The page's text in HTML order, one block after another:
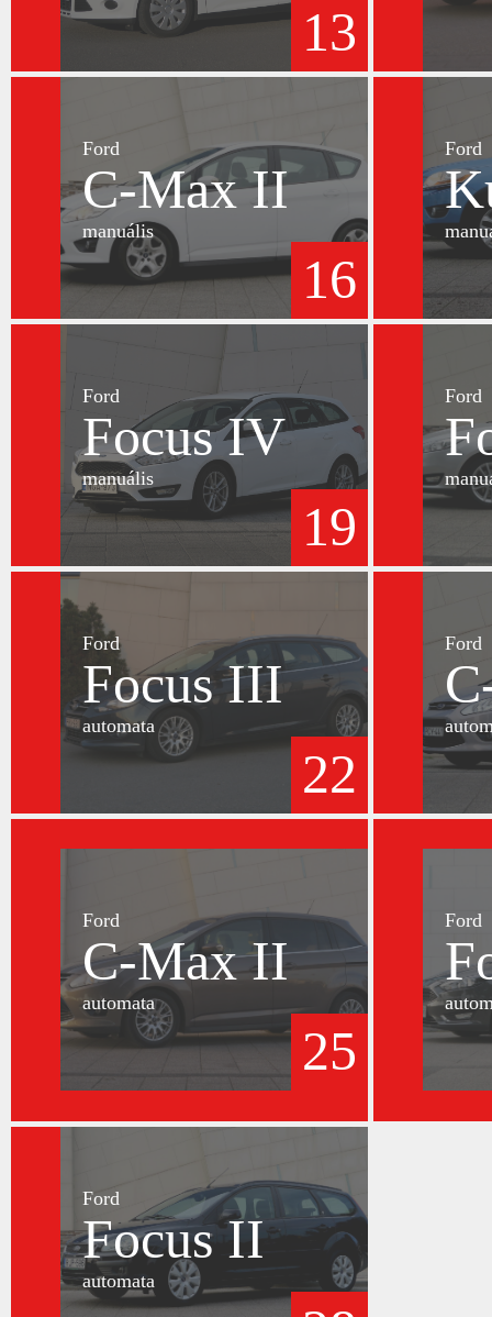
13
Ford
C-Max II
manuális
16
Ford
Ford
Focus IV
manuális
19
Ford
Ford
Focus III
automata
22
Ford
Ford
C-Max II
automata
25
Ford
Ford
Focus II
automata